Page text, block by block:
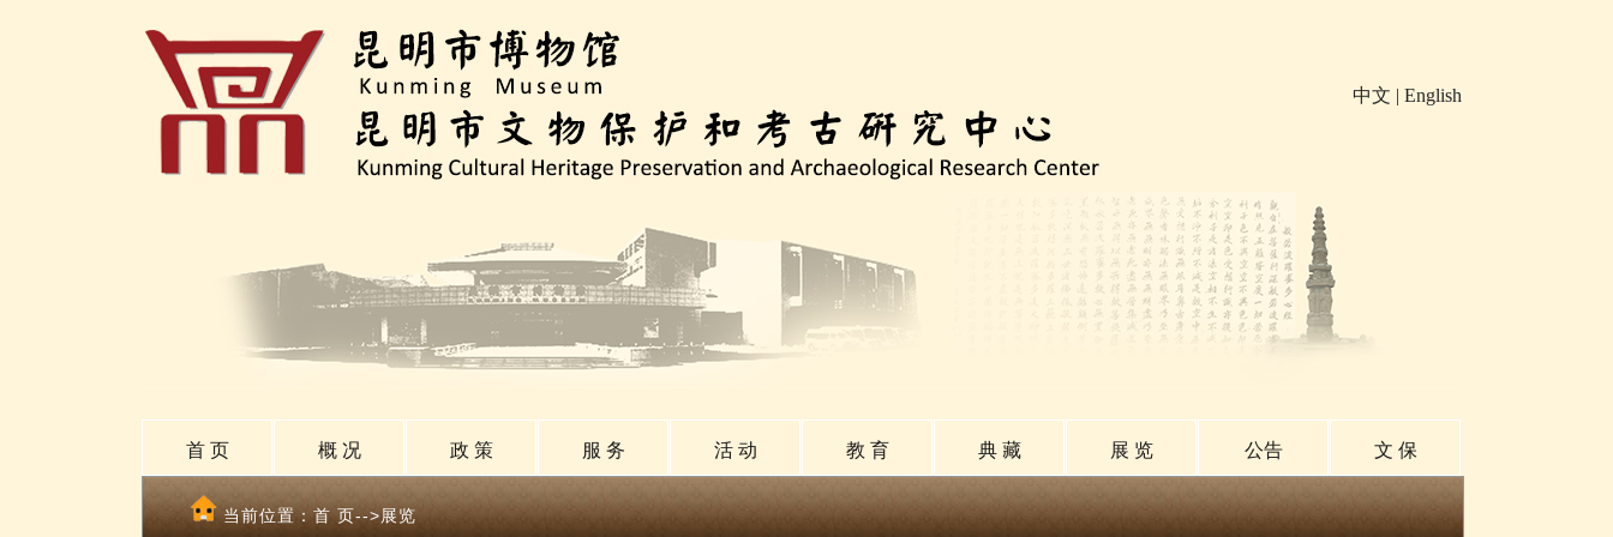
中文 | English
首 页 概 况 政 策 服 务 活 动 教 育 典 藏 展 览 公告 文 保
当前位置： 首 页-->展览